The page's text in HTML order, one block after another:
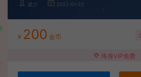
波少 2022-01-22
¥ 200 金币
终身VIP免费